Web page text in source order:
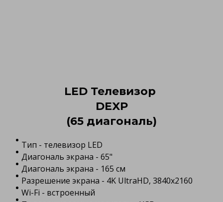
LED Телевизор
DEXP
(65 диагональ)
Тип - телевизор LED
Диагональ экрана - 65"
Диагональ экрана - 165 см
Разрешение экрана - 4K UltraHD, 3840x2160
Wi-Fi - встроенный